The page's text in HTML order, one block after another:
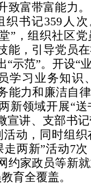
致富带富能力
书记359人
”，组织社区
能，引导党员
示范”。开设“
学习业务知识
能力和廉洁自
新领域开展“
宣讲、支部书
活动，同时组
走两新”活动7
约家政员等新
育全覆盖。